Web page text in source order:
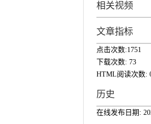
相关视频
文章指标
点击次数:1751
下载次数: 73
HTML阅读次数:
历史
在线发布日期: